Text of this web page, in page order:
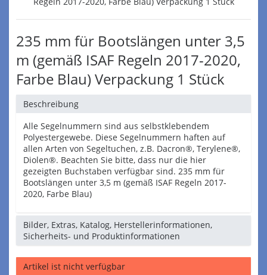
235 mm für Bootslängen unter 3,5
m (gemäß ISAF Regeln 2017-2020,
Farbe Blau) Verpackung 1 Stück
Beschreibung
Alle Segelnummern sind aus selbstklebendem
Polyestergewebe. Diese Segelnummern haften auf
allen Arten von Segeltuchen, z.B. Dacron®, Terylene®,
Diolen®. Beachten Sie bitte, dass nur die hier
gezeigten Buchstaben verfügbar sind. 235 mm für
Bootslängen unter 3,5 m (gemäß ISAF Regeln 2017-
2020, Farbe Blau)
Bilder, Extras, Katalog, Herstellerinformationen,
Sicherheits- und Produktinformationen
Artikel ist nicht verfügbar